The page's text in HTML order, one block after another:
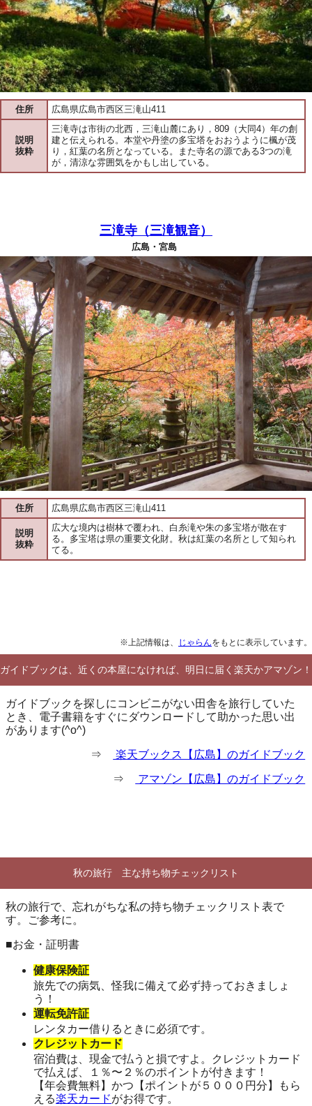
住所 広島県広島市西区三滝山411
説明
抜粋
三滝寺は市街の北西，三滝山麓にあり，809（大同4）年の創
建と伝えられる。本堂や丹塗の多宝塔をおおうように楓が茂
り，紅葉の名所となっている。また寺名の源である3つの滝
が，清涼な雰囲気をかもし出している。
三滝寺（三滝観音）
広島・宮島
住所 広島県広島市西区三滝山411
説明
抜粋
広大な境内は樹林で覆われ、白糸滝や朱の多宝塔が散在す
る。多宝塔は県の重要文化財。秋は紅葉の名所として知られ
てる。
※上記情報は、 じゃらんをもとに表示しています。
ガイドブックは、近くの本屋になければ、明日に届く楽天かアマゾン！
ガイドブックを探しにコンビニがない田舎を旅行していた
とき、電子書籍をすぐにダウンロードして助かった思い出
があります(^o^)
⇒ 楽天ブックス【広島】のガイドブック
⇒ アマゾン【広島】のガイドブック
秋の旅行 主な持ち物チェックリスト
秋の旅行で、忘れがちな私の持ち物チェックリスト表で
す。ご参考に。
■お金・証明書
健康保険証
旅先での病気、怪我に備えて必ず持っておきましょ
う！
運転免許証
レンタカー借りるときに必須です。
クレジットカード
宿泊費は、現金で払うと損ですよ。クレジットカード
で払えば、１％〜２％のポイントが付きます！
【年会費無料】かつ【ポイントが５０００円分】もら
える楽天カードがお得です。